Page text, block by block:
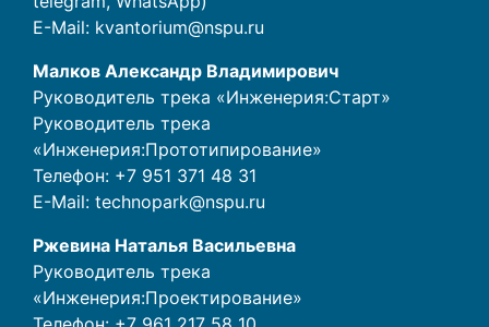
E-Mail: kvantorium@nspu.ru
Малков Александр Владимирович
Руководитель трека «Инженерия:Старт»
Руководитель трека
«Инженерия:Прототипирование»
Телефон: +7 951 371 48 31
E-Mail: technopark@nspu.ru
Ржевина Наталья Васильевна
Руководитель трека
«Инженерия:Проектирование»